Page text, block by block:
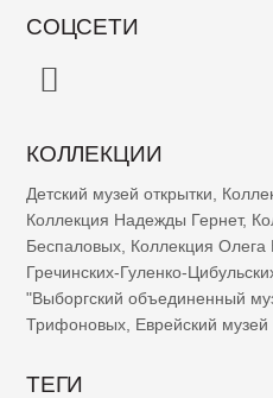
СОЦСЕТИ
КОЛЛЕКЦИИ
Детский музей открытки
Коллекция Надежды Гернет,
Беспаловых Коллекция Олега
Гречинских-Гуленко-
"Выборгский объединенный
Трифоновых Еврейский музей
ТЕГИ